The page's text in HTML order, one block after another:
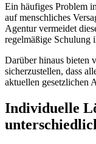
Ein häufiges Problem
auf menschliches
Agentur vermeidet
regelmäßige Schulung
Darüber hinaus bieten
sicherzustellen, dass
aktuellen gesetzlichen
Individuelle